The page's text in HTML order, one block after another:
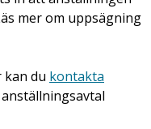
mer om uppsägning
kan du kontakta